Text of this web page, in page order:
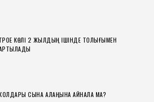
КӨЛІ 2 ЖЫЛДЫҢ ІШІНДЕ ТОЛЫҒЫМЕН
СЫНАҚ АЛАҢЫНА АЙНАЛА МА?